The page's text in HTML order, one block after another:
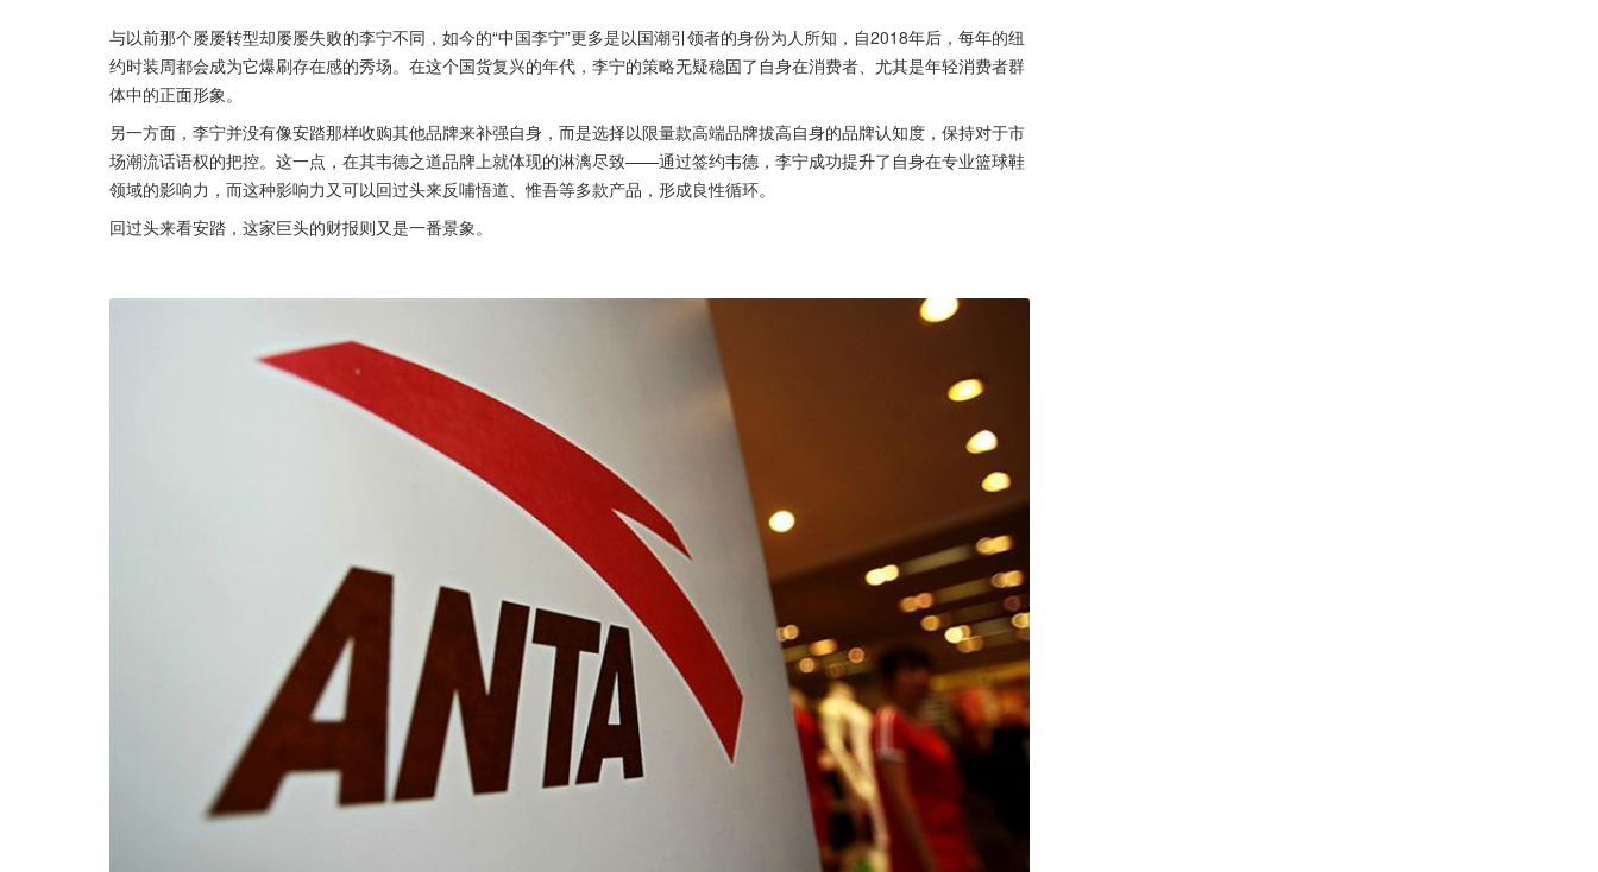
与以前那个屡屡转型却屡屡失败的李宁不同，如今的“中国李宁”更多是以国潮引领者的身份为人所知，自2018年后，每年的纽
约时装周都会成为它爆刷存在感的秀场。在这个国货复兴的年代，李宁的策略无疑稳固了自身在消费者、尤其是年轻消费者群
体中的正面形象。
另一方面，李宁并没有像安踏那样收购其他品牌来补强自身，而是选择以限量款高端品牌拔高自身的品牌认知度，保持对于市
场潮流话语权的把控。这一点，在其韦德之道品牌上就体现的淋漓尽致——通过签约韦德，李宁成功提升了自身在专业篮球鞋
领域的影响力，而这种影响力又可以回过头来反哺悟道、惟吾等多款产品，形成良性循环。
回过头来看安踏，这家巨头的财报则又是一番景象。